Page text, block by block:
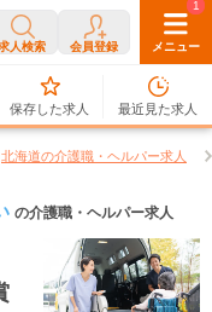
人検索 会員登録 メニュー
0
保存した求人
1
最近見た求人
北海道の介護職・ヘルパー求人
の介護職・ヘルパー求人